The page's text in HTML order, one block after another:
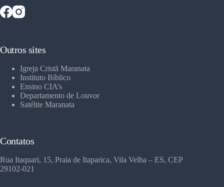
Outros sites
Igreja Cristã Maranata
Instituto Bíblico
Ensino CIA’s
Departamento de Louvor
Satélite Maranata
Contatos
Rua Itaquari, 15, Praia de Itaparica, Vila Velha – ES, CEP
29102-021